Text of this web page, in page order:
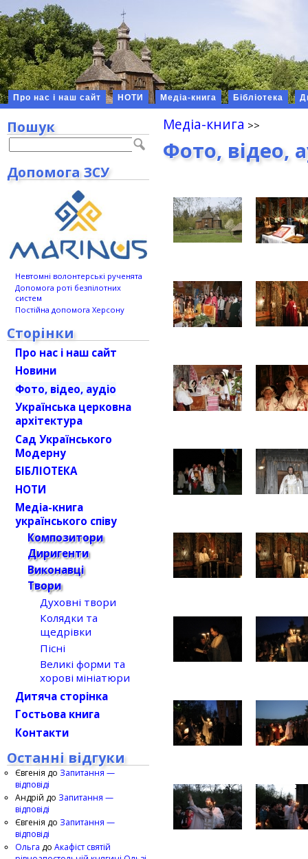
Про нас і наш сайт НОТИ Медіа-книга Бібліотека
Медіа-книга
Фото, відео,
Пошук
Допомога ЗСУ
Невтомні волонтерські рученята
Допомога роті безпілотних
систем
Постійна допомога Херсону
Сторінки
Про нас і наш сайт
Новини
Фото, відео, аудіо
Українська церковна
архітектура
Сад Українського
Модерну
БІБЛІОТЕКА
НОТИ
Медіа-книга
українського співу
Композитори
Диригенти
Виконавці
Твори
Духовні твори
Колядки та
щедрівки
Пісні
Великі форми та
хорові мініатюри
Дитяча сторінка
Гостьова книга
Контакти
Останні відгуки
Євгенія до Запитання —
відповіді
Андрій до Запитання —
відповіді
Євгенія до Запитання —
відповіді
Ольга до Акафіст святій